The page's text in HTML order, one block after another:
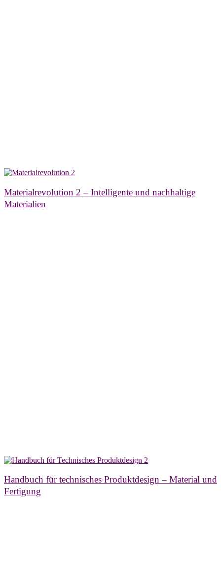
Materialrevolution 2 – Intelligente und nachhaltige
Materialien
Handbuch für technisches Produktdesign – Material und
Fertigung